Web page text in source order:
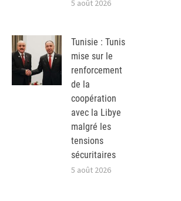
5 août 2026
Tunisie : Tunis
mise sur le
renforcement
de la
coopération
avec la Libye
malgré les
tensions
sécuritaires
5 août 2026